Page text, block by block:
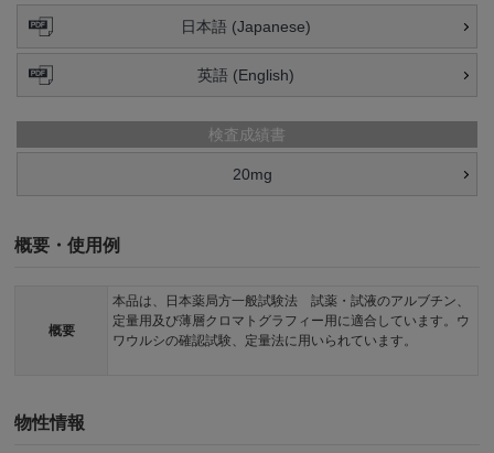
日本語 (Japanese)
英語 (English)
検査成績書
20mg
概要・使用例
概要
本品は、日本薬局方一般試験法 試薬・試液のアルブチン、
定量用及び薄層クロマトグラフィー用に適合しています。ウ
ワウルシの確認試験、定量法に用いられています。
物性情報